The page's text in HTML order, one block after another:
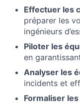
Effectuer les
préparer les
ingénieurs
Piloter les
en
Analyser les
incidents et
Formaliser